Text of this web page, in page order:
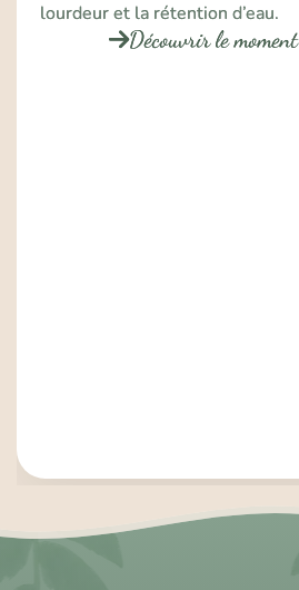
lourdeur et la rétention d’eau.
Découvrir le moment